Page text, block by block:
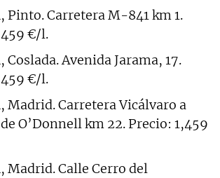
, Pinto. Carretera M-841 km 1.
€/l.
, Coslada. Avenida Jarama, 17.
€/l.
, Madrid. Carretera Vicálvaro a
O’Donnell km 22. Precio: 1,459
, Madrid. Calle Cerro del